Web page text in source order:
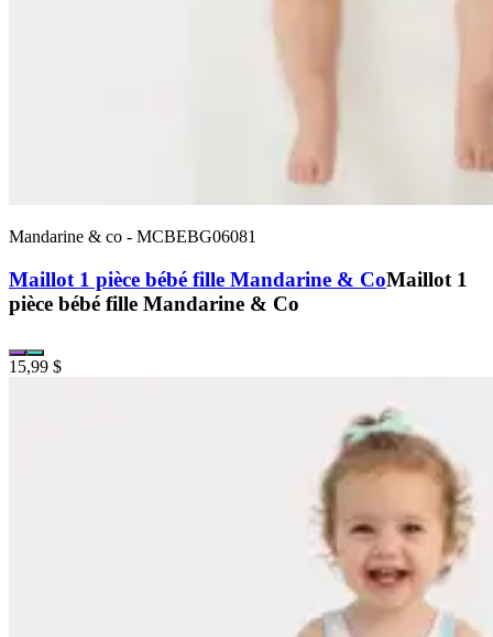
Mandarine & co - MCBEBG06081
Maillot 1 pièce bébé fille Mandarine & CoMaillot 1
pièce bébé fille Mandarine & Co
15,99 $